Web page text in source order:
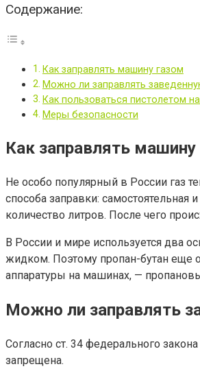
Содержание:
Как заправлять машину газом
Можно ли заправлять
Как пользоваться пистолетом
Меры безопасности
Как заправлять машину
Не особо популярный в России газ
способа заправки: самостоятельная
количество литров. После чего
В России и мире используется два
жидком. Поэтому пропан-бутан еще
аппаратуры на машинах, —
Можно ли заправлять
Согласно ст. 34 федерального
запрещена.